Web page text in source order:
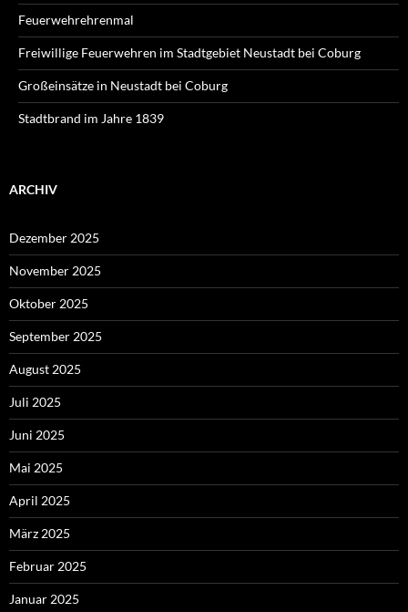
Feuerwehrehrenmal
Freiwillige Feuerwehren im Stadtgebiet Neustadt bei Coburg
Großeinsätze in Neustadt bei Coburg
Stadtbrand im Jahre 1839
ARCHIV
Dezember 2025
November 2025
Oktober 2025
September 2025
August 2025
Juli 2025
Juni 2025
Mai 2025
April 2025
März 2025
Februar 2025
Januar 2025